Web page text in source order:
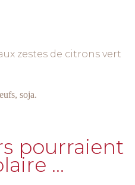
zestes de citrons vert
soja.
pourraient
…